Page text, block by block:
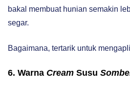
bakal membuat hunian semakin
segar.
Bagaimana, tertarik untuk
6. Warna Cream Susu